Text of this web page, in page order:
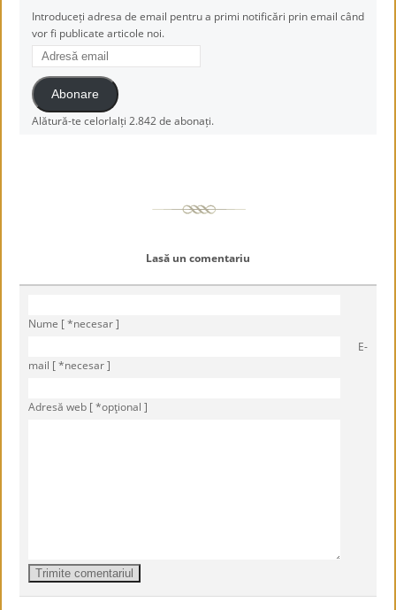
Introduceți adresa de email pentru a primi notificări prin email când
vor fi publicate articole noi.
Adresă
email
Abonare
Alătură-te celorlalți 2.842 de abonați.
Lasă un comentariu
Nume [ *necesar ]
E-
mail [ *necesar ]
Adresă web [ *opţional ]